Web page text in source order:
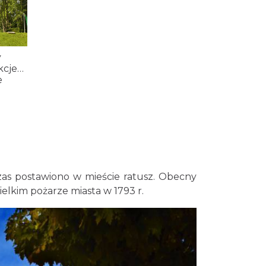
postawiono w mieście ratusz. Obecny
pożarze miasta w 1793 r.